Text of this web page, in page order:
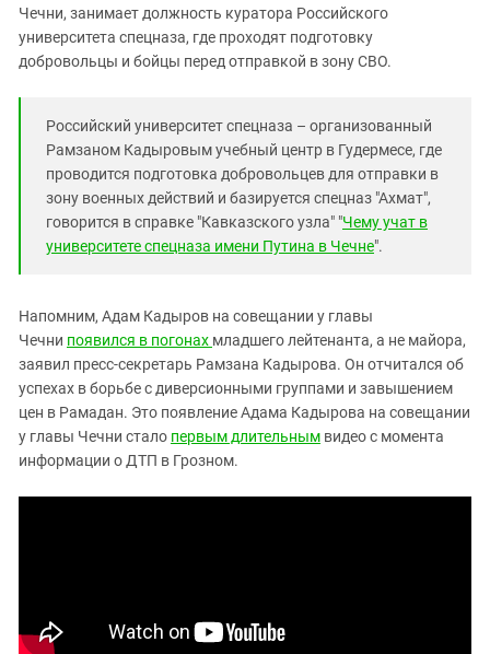
Чечни, занимает должность куратора Российского
университета спецназа, где проходят подготовку
добровольцы и бойцы перед отправкой в зону СВО.
Российский университет спецназа – организованный
Рамзаном Кадыровым учебный центр в Гудермесе, где
проводится подготовка добровольцев для отправки в
зону военных действий и базируется спецназ "Ахмат",
говорится в справке "Кавказского узла" "Чему учат в
университете спецназа имени Путина в Чечне".
Напомним, Адам Кадыров на совещании у главы
Чечни появился в погонах младшего лейтенанта, а не майора,
заявил пресс-секретарь Рамзана Кадырова. Он отчитался об
успехах в борьбе с диверсионными группами и завышением
цен в Рамадан. Это появление Адама Кадырова на совещании
у главы Чечни стало первым длительным видео с момента
информации о ДТП в Грозном.